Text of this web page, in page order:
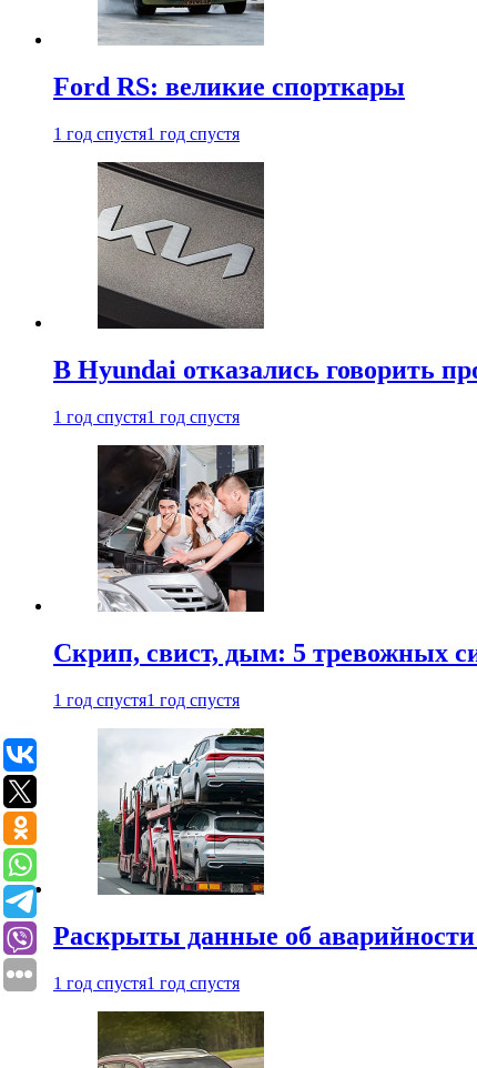
Ford RS: великие спорткары
1 год спустя1 год спустя
В Hyundai отказались говорить
1 год спустя1 год спустя
Скрип, свист, дым: 5 тревожных
1 год спустя1 год спустя
Раскрыты данные об
1 год спустя1 год спустя